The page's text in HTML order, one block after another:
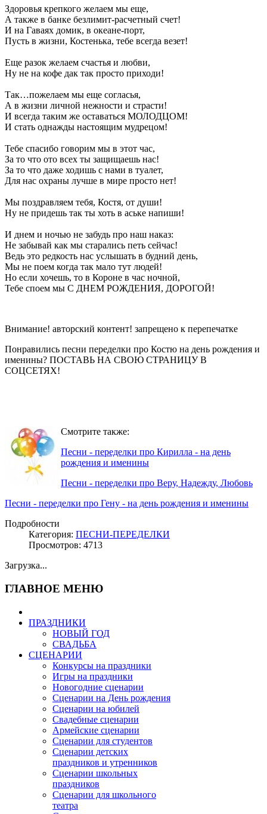
Здоровья крепкого желаем мы еще,
А также в банке безлимит-расчетный счет!
И на Гаваях домик, в океане-порт,
Пусть в жизни, Костенька, тебе всегда везет!
Еще разок желаем счастья и любви,
Ну не на кофе дак так просто приходи!
Так…пожелаем мы еще согласья,
А в жизни личной нежности и страсти!
И всегда таким же оставаться МОЛОДЦОМ!
И стать однажды настоящим мудрецом!
Тебе спасибо говорим мы в этот час,
За то что ото всех ты защищаешь нас!
За то что даже ходишь с нами в туалет,
Для нас охраны лучше в мире просто нет!
Мы поздравляем тебя, Костя, от души!
Ну не придешь так ты хоть в аське напиши!
И днем и ночью не забудь про наш наказ:
Не забывай как мы старались петь сейчас!
Ведь это редкость нас услышать в будний день,
Мы не поем когда так мало тут людей!
Но если хочешь, то в Короне в час ночной,
Тебе споем мы С ДНЕМ РОЖДЕНИЯ, ДОРОГОЙ!
Внимание! авторский контент! запрещено к перепечатке
Понравились песни переделки про Костю на день рождения и
именины? ПОСТАВЬ НА СВОЮ СТРАНИЦУ В
СОЦСЕТЯХ!
Смотрите также:
Песни - переделки про Кирилла - на день
рождения и именины
Песни - переделки про Веру, Надежду, Любовь
Песни - переделки про Гену - на день рождения и именины
Подробности
Категория: ПЕСНИ-ПЕРЕДЕЛКИ
Просмотров: 4713
Загрузка...
ГЛАВНОЕ МЕНЮ
ПРАЗДНИКИ
НОВЫЙ ГОД
СВАДЬБА
СЦЕНАРИИ
Конкурсы на праздники
Игры на праздники
Новогодние сценарии
Сценарии на День рождения
Сценарии на юбилей
Свадебные сценарии
Армейские сценарии
Сценарии для студентов
Сценарии детских
праздников и утренников
Сценарии школьных
праздников
Сценарии для школьного
театра